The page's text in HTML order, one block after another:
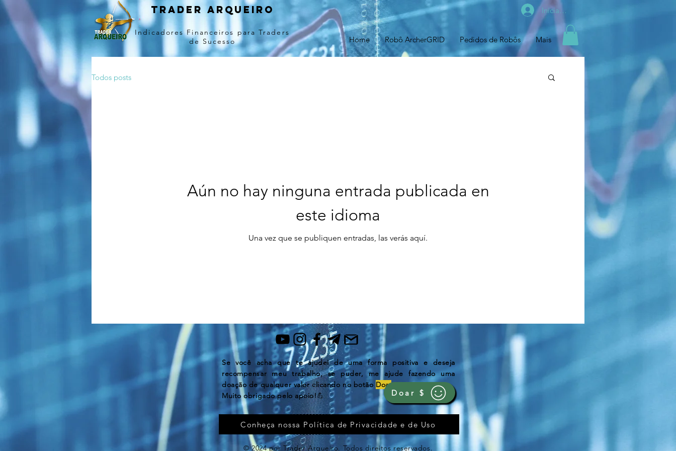
Trader arqueiro
Indicadores Financeiros para Traders
de Sucesso
Iniciar sesión
Home Robô ArcherGRID Pedidos de Robôs Mais
Todos posts
Aún no hay ninguna entrada publicada en
este idioma
Una vez que se publiquen entradas, las verás aquí.
Se você acha que te ajudei de uma forma positiva e deseja
recompensar meu trabalho, se puder, me ajude fazendo uma
doação de qualquer valor clicando no botão Doar.
Muito obrigado pelo apoio!💪 Doar $
Conheça nossa Política de Privacidade e de Uso
© 2024 por Trader Arqueiro. Todos direitos reservados.